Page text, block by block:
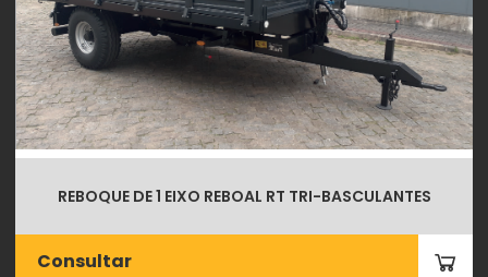
REBOQUE DE 1 EIXO REBOAL RT TRI-BASCULANTES
Consultar